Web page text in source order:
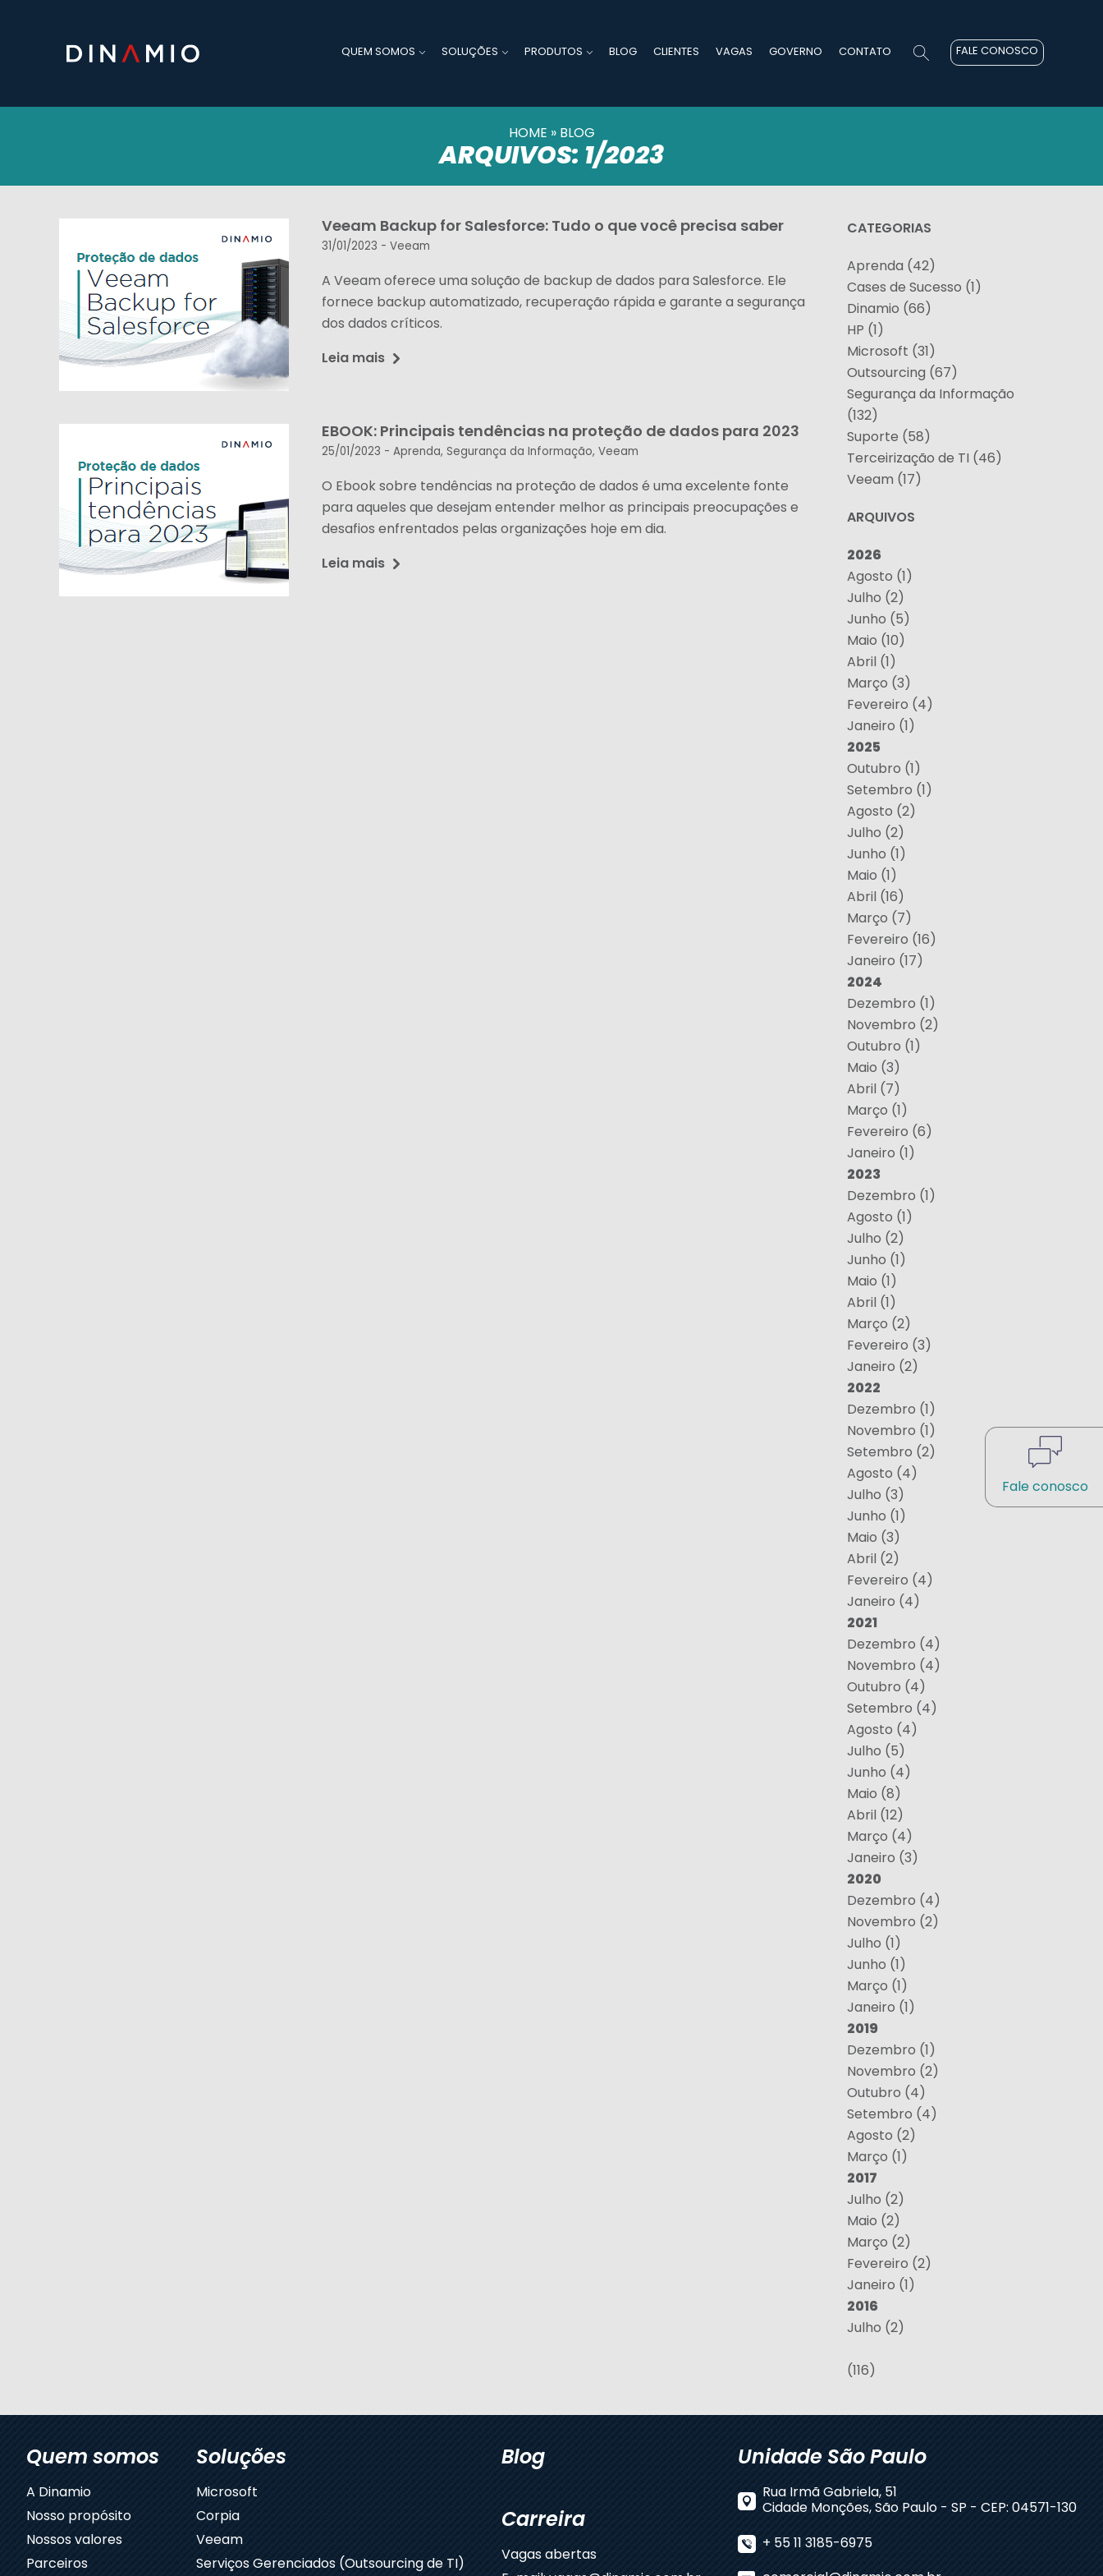
Fale conosco
QUEM SOMOS SOLUÇÕES PRODUTOS BLOG CLIENTES VAGAS GOVERNO CONTATO FALE CONOSCO
HOME »BLOG
ARQUIVOS: 1/2023
CATEGORIAS
Aprenda (42)
Cases de Sucesso (1)
Dinamio (66)
HP (1)
Microsoft (31)
Outsourcing (67)
Segurança da Informação
(132)
Suporte (58)
Terceirização de TI (46)
Veeam (17)
ARQUIVOS
2026
Agosto (1)
Julho (2)
Junho (5)
Maio (10)
Abril (1)
Março (3)
Fevereiro (4)
Janeiro (1)
2025
Outubro (1)
Setembro (1)
Agosto (2)
Julho (2)
Junho (1)
Maio (1)
Abril (16)
Março (7)
Fevereiro (16)
Janeiro (17)
2024
Dezembro (1)
Novembro (2)
Outubro (1)
Maio (3)
Abril (7)
Março (1)
Fevereiro (6)
Janeiro (1)
2023
Dezembro (1)
Agosto (1)
Julho (2)
Junho (1)
Maio (1)
Abril (1)
Março (2)
Fevereiro (3)
Janeiro (2)
2022
Dezembro (1)
Novembro (1)
Setembro (2)
Agosto (4)
Julho (3)
Junho (1)
Maio (3)
Abril (2)
Fevereiro (4)
Janeiro (4)
2021
Dezembro (4)
Novembro (4)
Outubro (4)
Setembro (4)
Agosto (4)
Julho (5)
Junho (4)
Maio (8)
Abril (12)
Março (4)
Janeiro (3)
2020
Dezembro (4)
Novembro (2)
Julho (1)
Junho (1)
Março (1)
Janeiro (1)
2019
Dezembro (1)
Novembro (2)
Outubro (4)
Setembro (4)
Agosto (2)
Março (1)
2017
Julho (2)
Maio (2)
Março (2)
Fevereiro (2)
Janeiro (1)
2016
Julho (2)
(116)
Veeam Backup for Salesforce: Tudo o que você precisa saber
31/01/2023 - Veeam
A Veeam oferece uma solução de backup de dados para Salesforce. Ele
fornece backup automatizado, recuperação rápida e garante a segurança
dos dados críticos.
Leia mais
EBOOK: Principais tendências na proteção de dados para 2023
25/01/2023 - Aprenda, Segurança da Informação, Veeam
O Ebook sobre tendências na proteção de dados é uma excelente fonte
para aqueles que desejam entender melhor as principais preocupações e
desafios enfrentados pelas organizações hoje em dia.
Leia mais
Quem somos
A Dinamio
Nosso propósito
Nossos valores
Parceiros
Soluções
Microsoft
Corpia
Veeam
Serviços Gerenciados (Outsourcing de TI)
Blog
Carreira
Vagas abertas
Unidade São Paulo
Rua Irmã Gabriela, 51
Cidade Monções, São Paulo - SP - CEP: 04571-130
+ 55 11 3185-6975